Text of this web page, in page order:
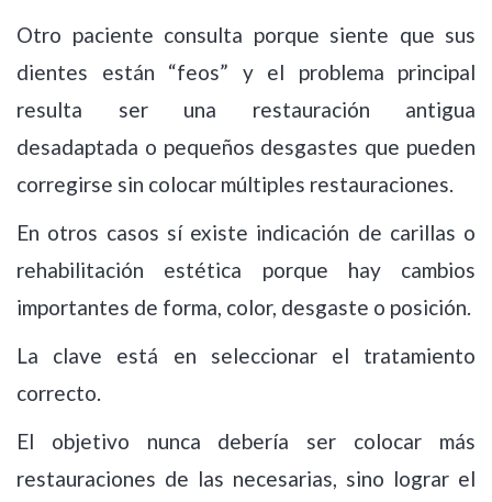
Otro paciente consulta porque siente que sus
dientes están “feos” y el problema principal
resulta ser una restauración antigua
desadaptada o pequeños desgastes que pueden
corregirse sin colocar múltiples restauraciones.
En otros casos sí existe indicación de carillas o
rehabilitación estética porque hay cambios
importantes de forma, color, desgaste o posición.
La clave está en seleccionar el tratamiento
correcto.
El objetivo nunca debería ser colocar más
restauraciones de las necesarias, sino lograr el